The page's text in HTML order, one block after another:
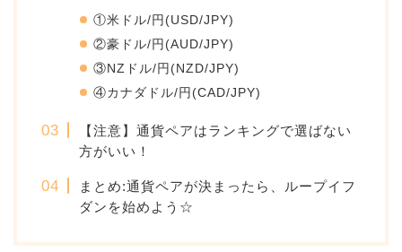
①米ドル/円(USD/JPY)
②豪ドル/円(AUD/JPY)
③NZドル/円(NZD/JPY)
④カナダドル/円(CAD/JPY)
【注意】通貨ペアはランキングで選ばない
方がいい！
まとめ:通貨ペアが決まったら、ループイフ
ダンを始めよう☆